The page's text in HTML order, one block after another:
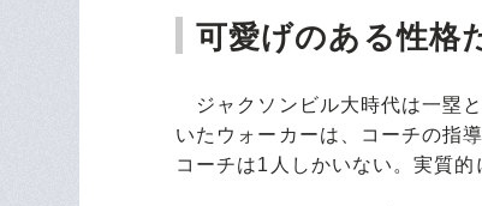
可愛げのある性
ジャクソンビル大時代は一塁
いたウォーカーは、コーチの指
コーチは1人しかいない。実質